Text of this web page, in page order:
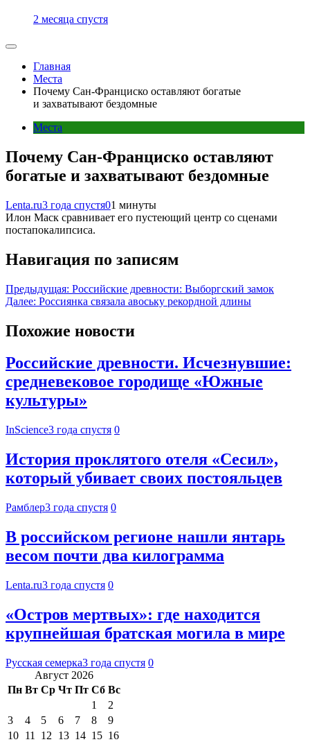
2 месяца спустя
Главная
Места
Почему Сан-Франциско оставляют богатые
и захватывают бездомные
Места
Почему Сан-Франциско оставляют
богатые и захватывают бездомные
Lenta.ru3 года спустя01 минуты
Илон Маск сравнивает его пустеющий центр со сценами
постапокалипсиса.
Навигация по записям
Предыдущая: Российские древности: Выборгский замок
Далее: Россиянка связала авоську рекордной длины
Похожие новости
Российские древности. Исчезнувшие:
средневековое городище «Южные
культуры»
InScience3 года спустя 0
История проклятого отеля «Сесил»,
который убивает своих постояльцев
Рамблер3 года спустя 0
В российском регионе нашли янтарь
весом почти два килограмма
Lenta.ru3 года спустя 0
«Остров мертвых»: где находится
крупнейшая братская могила в мире
Русская семерка3 года спустя 0
Август 2026
Пн Вт Ср Чт Пт Сб Вс
1
2
3
4 5 6 7 8
9
10 11 12 13 14 15 16